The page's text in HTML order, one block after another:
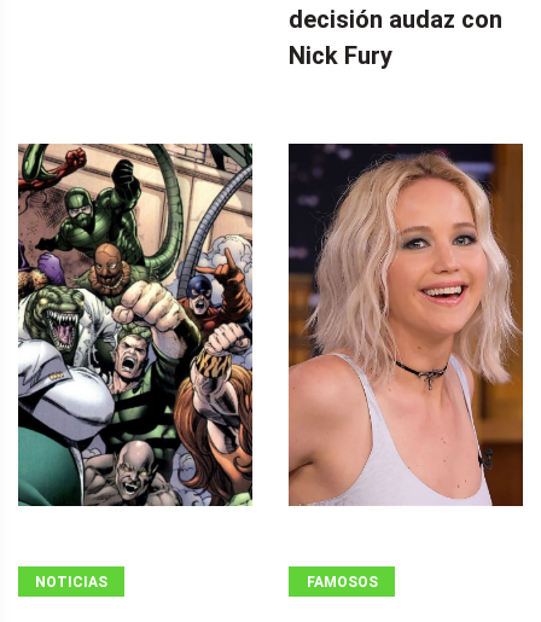
decisión audaz con
Nick Fury
NOTICIAS FAMOSOS